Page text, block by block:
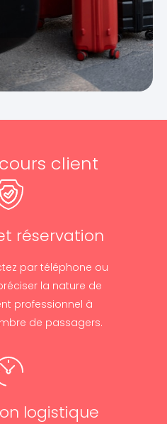
client
réservation
par téléphone ou
la nature de
professionnel à
de passagers.
logistique